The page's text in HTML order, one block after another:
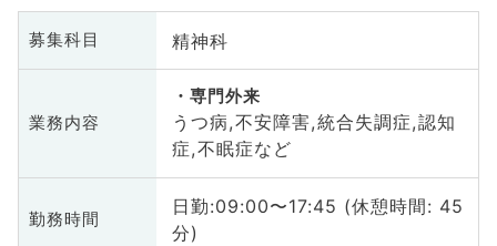
募集科目 精神科
業務内容
専門外来
うつ病,不安障害,統合失調症,認知
症,不眠症など
勤務時間
日勤:09:00〜17:45 (休憩時間: 45
分)